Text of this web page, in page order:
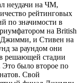
неудачи на ЧМ,
рейтинговых
по значимости в
на British
Джимми, и Стивен на
за раундом они
решающей стадии
Это было второе по
Свой